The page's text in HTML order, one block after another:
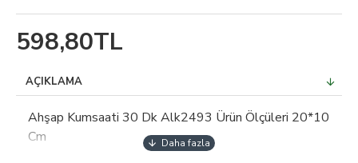
598,80TL
AÇIKLAMA
Ahşap Kumsaati 30 Dk Alk2493 Ürün Ölçüleri 20*10
Cm